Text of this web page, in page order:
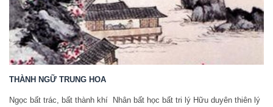
THÀNH NGỮ TRUNG HOA
Ngọc bất trác, bất thành khí Nhân bất học bất tri lý Hữu duyên thiên lý